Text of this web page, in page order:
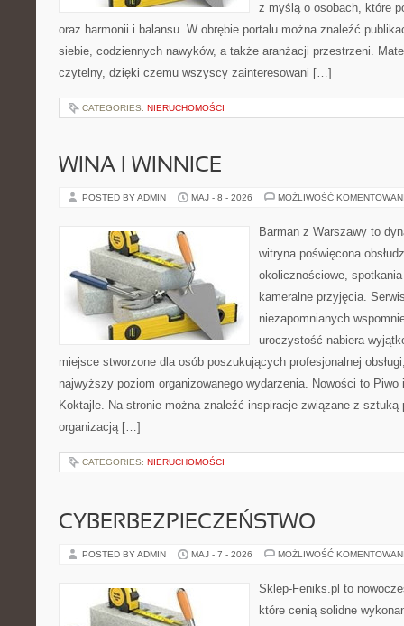
z myślą o osobach, które
oraz harmonii i balansu. W obrębie portalu można znaleźć
siebie, codziennych nawyków, a także aranżacji przestrzeni.
czytelny, dzięki czemu wszyscy zainteresowani […]
CATEGORIES: NIERUCHOMOŚCI
WINA I WINNICE
POSTED BY ADMIN MAJ - 8 - 2026 MOŻLIWOŚĆ
Barman z Warszawy to
witryna poświęcona
okolicznościowe,
kameralne przyjęcia.
niezapomnianych
uroczystość nabiera
miejsce stworzone dla osób poszukujących profesjonalnej
najwyższy poziom organizowanego wydarzenia. Nowości to
Koktajle. Na stronie można znaleźć inspiracje związane z sztuką
organizacją […]
CATEGORIES: NIERUCHOMOŚCI
CYBERBEZPIECZEŃSTWO
POSTED BY ADMIN MAJ - 7 - 2026 MOŻLIWOŚĆ
Sklep-Feniks.pl to
które cenią solidne